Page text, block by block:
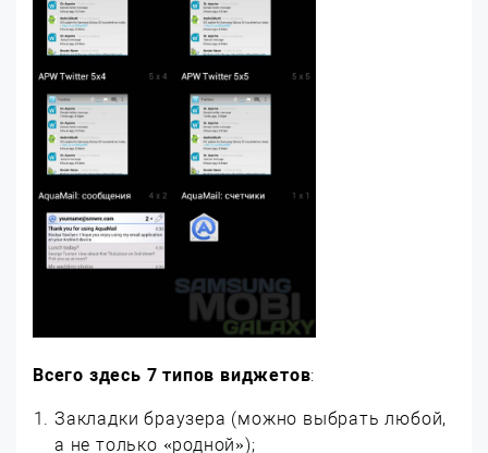
Всего здесь 7 типов виджетов:
Закладки браузера (можно выбрать любой,
а не только «родной»);